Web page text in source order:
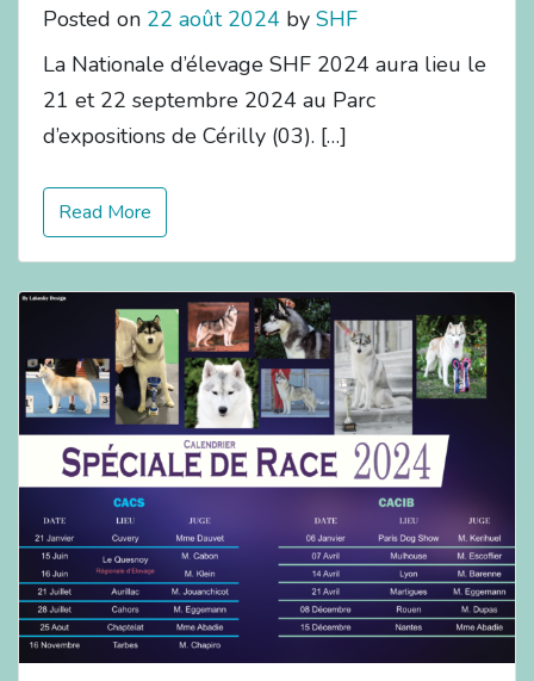
Posted on 22 août 2024 by SHF
La Nationale d’élevage SHF 2024 aura lieu le
21 et 22 septembre 2024 au Parc
d’expositions de Cérilly (03). […]
Read More